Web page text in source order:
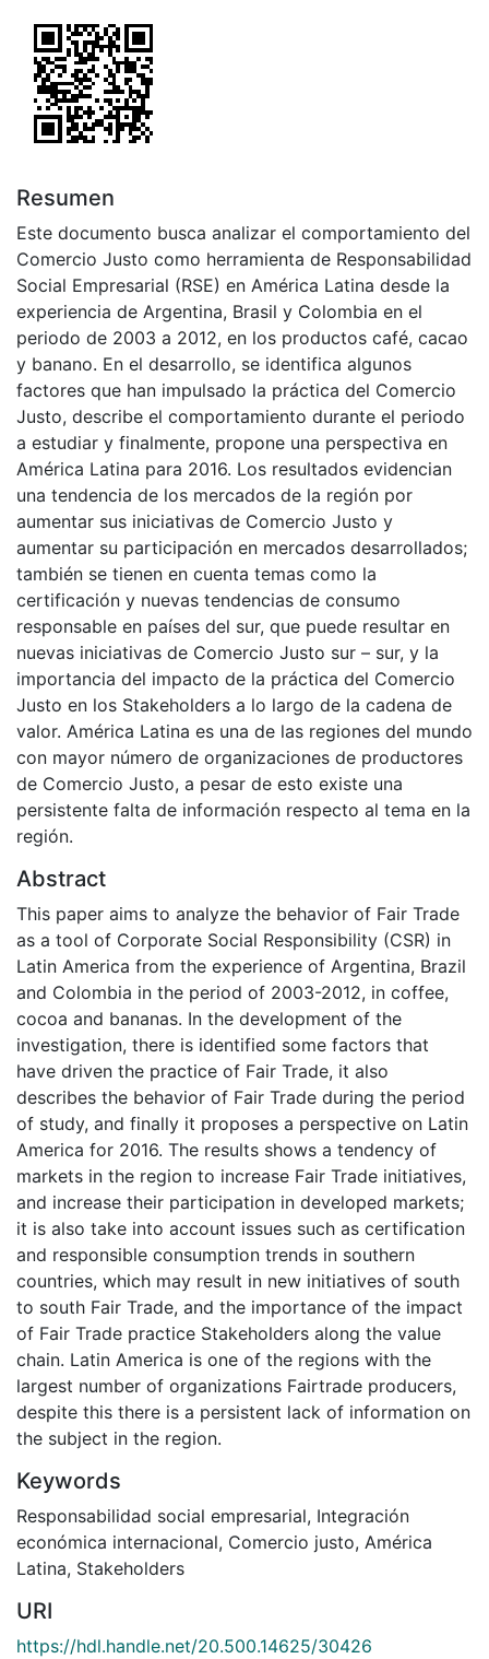
Resumen
Este documento busca analizar el comportamiento del
Comercio Justo como herramienta de Responsabilidad
Social Empresarial (RSE) en América Latina desde la
experiencia de Argentina, Brasil y Colombia en el
periodo de 2003 a 2012, en los productos café, cacao
y banano. En el desarrollo, se identifica algunos
factores que han impulsado la práctica del Comercio
Justo, describe el comportamiento durante el periodo
a estudiar y finalmente, propone una perspectiva en
América Latina para 2016. Los resultados evidencian
una tendencia de los mercados de la región por
aumentar sus iniciativas de Comercio Justo y
aumentar su participación en mercados desarrollados;
también se tienen en cuenta temas como la
certificación y nuevas tendencias de consumo
responsable en países del sur, que puede resultar en
nuevas iniciativas de Comercio Justo sur – sur, y la
importancia del impacto de la práctica del Comercio
Justo en los Stakeholders a lo largo de la cadena de
valor. América Latina es una de las regiones del mundo
con mayor número de organizaciones de productores
de Comercio Justo, a pesar de esto existe una
persistente falta de información respecto al tema en la
región.
Abstract
This paper aims to analyze the behavior of Fair Trade
as a tool of Corporate Social Responsibility (CSR) in
Latin America from the experience of Argentina, Brazil
and Colombia in the period of 2003-2012, in coffee,
cocoa and bananas. In the development of the
investigation, there is identified some factors that
have driven the practice of Fair Trade, it also
describes the behavior of Fair Trade during the period
of study, and finally it proposes a perspective on Latin
America for 2016. The results shows a tendency of
markets in the region to increase Fair Trade initiatives,
and increase their participation in developed markets;
it is also take into account issues such as certification
and responsible consumption trends in southern
countries, which may result in new initiatives of south
to south Fair Trade, and the importance of the impact
of Fair Trade practice Stakeholders along the value
chain. Latin America is one of the regions with the
largest number of organizations Fairtrade producers,
despite this there is a persistent lack of information on
the subject in the region.
Keywords
Responsabilidad social empresarial, Integración
económica internacional, Comercio justo, América
Latina, Stakeholders
URI
https://hdl.handle.net/20.500.14625/30426